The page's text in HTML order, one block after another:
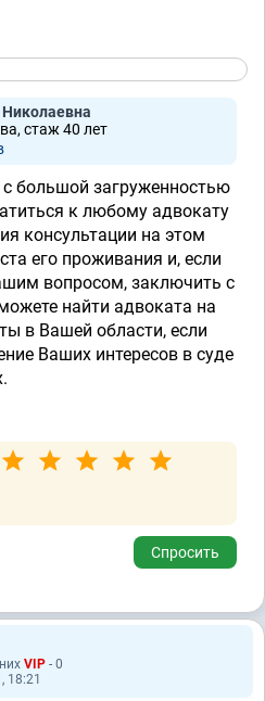
стаж 40 лет
большой загруженностью
к любому адвокату
консультации на этом
его проживания и, если
вопросом, заключить с
найти адвоката на
в Вашей области, если
Ваших интересов в суде
Спросить
VIP - 0
18:21